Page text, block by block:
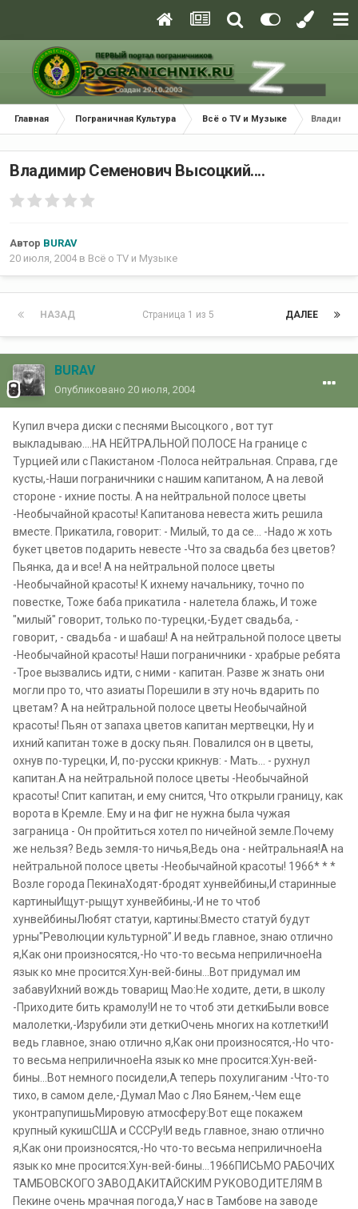
Главная Пограничная Культура Всё о TV и Музыке
Владимир Семенович Высоцкий....
Автор BURAV
20 июля, 2004в Всё о TV и Музыке
НАЗАД ДАЛЕЕ
Страница 1 из 5
BURAV
Опубликовано 20 июля, 2004
Купил вчера диски с песнями Высоцкого , вот тут
выкладываю....НА НЕЙТРАЛЬНОЙ ПОЛОСЕ На границе с
Турцией или с Пакистаном -Полоса нейтральная. Справа, где
кусты,-Наши пограничники с нашим капитаном, А на левой
стороне - ихние посты. А на нейтральной полосе цветы
-Необычайной красоты! Капитанова невеста жить решила
вместе. Прикатила, говорит: - Милый, то да се... -Надо ж хоть
букет цветов подарить невесте -Что за свадьба без цветов?
Пьянка, да и все! А на нейтральной полосе цветы
-Необычайной красоты! К ихнему начальнику, точно по
повестке, Тоже баба прикатила - налетела блажь, И тоже
"милый" говорит, только по-турецки,-Будет свадьба, -
говорит, - свадьба - и шабаш! А на нейтральной полосе цветы
-Необычайной красоты! Наши пограничники - храбрые ребята
-Трое вызвались идти, с ними - капитан. Разве ж знать они
могли про то, что азиаты Порешили в эту ночь вдарить по
цветам? А на нейтральной полосе цветы Необычайной
красоты! Пьян от запаха цветов капитан мертвецки, Ну и
ихний капитан тоже в доску пьян. Повалился он в цветы,
охнув по-турецки, И, по-русски крикнув: - Мать... - рухнул
капитан.А на нейтральной полосе цветы -Необычайной
красоты! Спит капитан, и ему снится, Что открыли границу, как
ворота в Кремле. Ему и на фиг не нужна была чужая
заграница - Он пройтиться хотел по ничейной земле.Почему
же нельзя? Ведь земля-то ничья,Ведь она - нейтральная!А на
нейтральной полосе цветы -Необычайной красоты! 1966* * *
Возле города ПекинаХодят-бродят хунвейбины,И старинные
картиныИщут-рыщут хунвейбины,-И не то чтоб
хунвейбиныЛюбят статуи, картины:Вместо статуй будут
урны"Революции культурной".И ведь главное, знаю отлично
я,Как они произносятся,-Но что-то весьма неприличноеНа
язык ко мне просится:Хун-вей-бины...Вот придумал им
забавуИхний вождь товарищ Мао:Не ходите, дети, в школу
-Приходите бить крамолу!И не то чтоб эти деткиБыли вовсе
малолетки,-Изрубили эти деткиОчень многих на котлетки!И
ведь главное, знаю отлично я,Как они произносятся,-Но что-
то весьма неприличноеНа язык ко мне просится:Хун-вей-
бины...Вот немного посидели,А теперь похулиганим -Что-то
тихо, в самом деле,-Думал Мао с Ляо Бянем,-Чем еще
уконтрапупишьМировую атмосферу:Вот еще покажем
крупный кукишСША и СССРу!И ведь главное, знаю отлично
я,Как они произносятся,-Но что-то весьма неприличноеНа
язык ко мне просится:Хун-вей-бины...1966ПИСЬМО РАБОЧИХ
ТАМБОВСКОГО ЗАВОДАКИТАЙСКИМ РУКОВОДИТЕЛЯМ В
Пекине очень мрачная погода,У нас в Тамбове на заводе